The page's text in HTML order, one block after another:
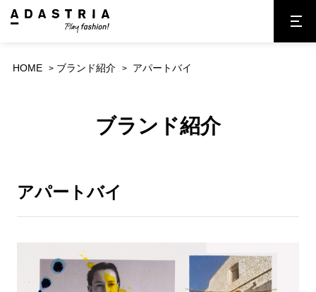
HOME ブランド紹介 アパートバイ
ブランド紹介
アパートバイ